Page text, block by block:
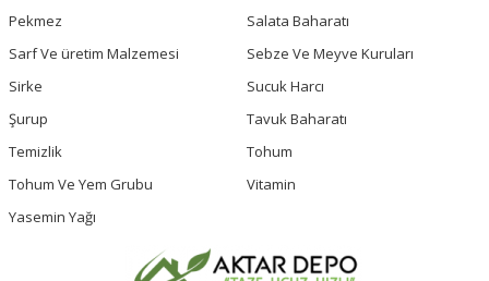
Pekmez
Salata Baharatı
Sarf Ve üretim Malzemesi
Sebze Ve Meyve Kuruları
Sirke
Sucuk Harcı
Şurup
Tavuk Baharatı
Temizlik
Tohum
Tohum Ve Yem Grubu
Vitamin
Yasemin Yağı